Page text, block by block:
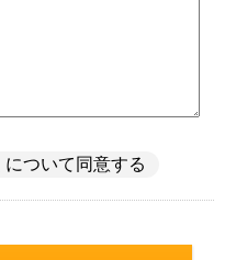
について同意する